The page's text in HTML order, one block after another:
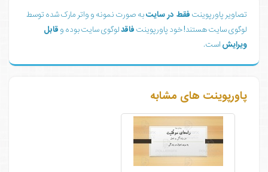
تصاویر پاورپوینت فقط در سایتبه صورت نمونه و واتر مارک شده توسط
لوگوی سایت هستند! خود پاورپوینت فاقدلوگوی سایت بوده و قابل
ویرایش است.
پاورپوینت های مشابه